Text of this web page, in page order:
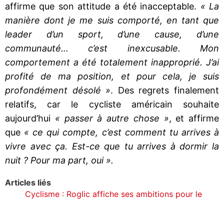
affirme que son attitude a été inacceptable. « La
manière dont je me suis comporté, en tant que
leader d’un sport, d’une cause, d’une
communauté… c’est inexcusable. Mon
comportement a été totalement inapproprié. J’ai
profité de ma position, et pour cela, je suis
profondément désolé ». Des regrets finalement
relatifs, car le cycliste américain souhaite
aujourd’hui « passer à autre chose », et affirme
que « ce qui compte, c’est comment tu arrives à
vivre avec ça. Est-ce que tu arrives à dormir la
nuit ? Pour ma part, oui ».
Articles liés
Cyclisme : Roglic affiche ses ambitions pour le